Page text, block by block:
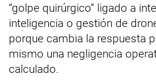
“golpe quirúrgico” ligado a
inteligencia o gestión de
porque cambia la respuesta
mismo una negligencia
calculado.